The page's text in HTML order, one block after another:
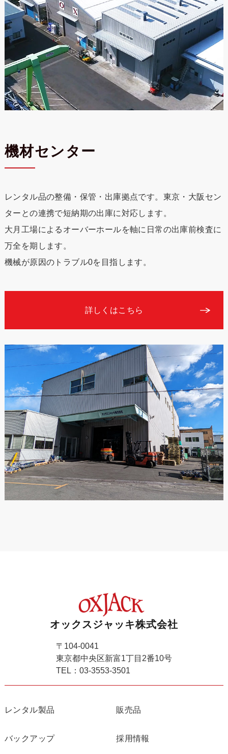
機材センター
レンタル品の整備・保管・出庫拠点です。東京・大阪セン
ターとの連携で短納期の出庫に対応します。
大月工場によるオーバーホールを軸に日常の出庫前検査に
万全を期します。
機械が原因のトラブル0を目指します。
詳しくはこちら
オックスジャッキ株式会社
〒104-0041
東京都中央区新富1丁目2番10号
TEL：03-3553-3501
レンタル製品 販売品
バックアップ 採用情報